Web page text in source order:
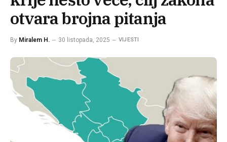
otvara brojna pitanja
By Miralem H. 30 listopada, 2025 VIJESTI